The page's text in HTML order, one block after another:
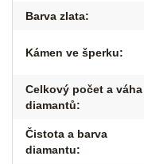
Barva zlata:
Kámen ve šperku:
Celkový počet a váha
diamantů:
Čistota a barva
diamantu: